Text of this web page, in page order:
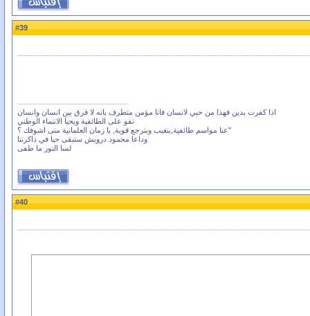
#
39
اذا كفرت بدين فهذا من حبي لانسان فانا مؤمن متطرف بانه لا فرق بين انسان وانسان
تفو على الطائفية ويحيا الانتماء الوطني
"عنا مواسم طائفية,بتغيب وبترجع قوية, يا زمان العلمانية متى اشوفك ؟
وداعا محمود درويش ستبقى حيا في ذاكرتنا
لسا النور ما طفى
#
40